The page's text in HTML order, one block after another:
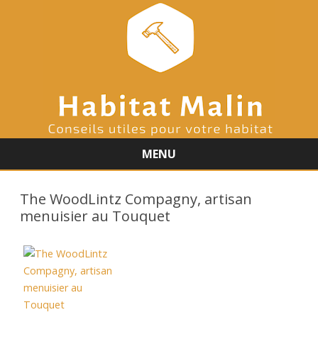
MENU
content
The WoodLintz Compagny, artisan
menuisier au Touquet